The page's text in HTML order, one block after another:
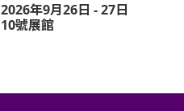
2026年9月26日 - 27日
10號展館